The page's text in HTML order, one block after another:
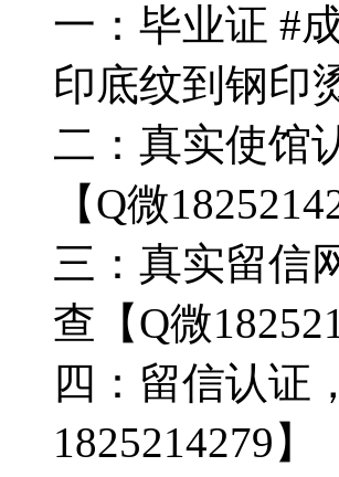
一：毕业证 #
印底纹到钢印
二：真实使馆
【Q微
三：真实留信
查【Q微
四：留信认证
1825214279】